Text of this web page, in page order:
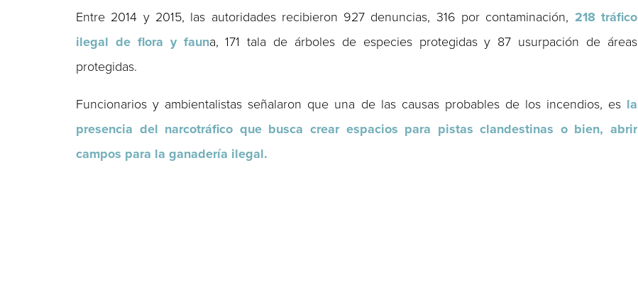
Entre 2014 y 2015, las autoridades recibieron 927 denuncias, 316 por contaminación, 218 tráfico
ilegal de flora y fauna, 171 tala de árboles de especies protegidas y 87 usurpación de áreas
protegidas.
Funcionarios y ambientalistas señalaron que una de las causas probables de los incendios, esla
presencia del narcotráfico que busca crear espacios para pistas clandestinas o bien, abrir
campos para la ganadería ilegal.